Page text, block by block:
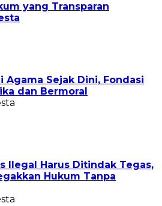
yang Transparan
Agama Sejak Dini, Fondasi
dan Bermoral
Ilegal Harus Ditindak Tegas,
Hukum Tanpa